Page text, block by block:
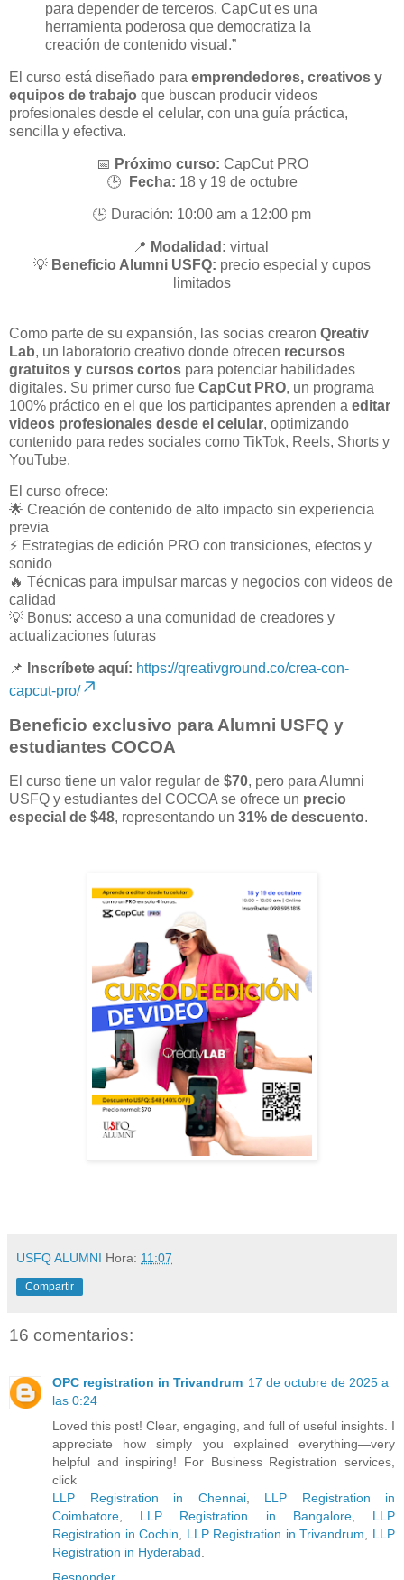
para depender de terceros. CapCut es una
herramienta poderosa que democratiza la
creación de contenido visual.”
El curso está diseñado para emprendedores, creativos y
equipos de trabajo que buscan producir videos
profesionales desde el celular, con una guía práctica,
sencilla y efectiva.
📅 Próximo curso: CapCut PRO
🕒
Fecha: 18 y 19 de octubre
🕒 Duración: 10:00 am a 12:00 pm
📍 Modalidad: virtual
💡 Beneficio Alumni USFQ: precio especial y cupos
limitados
Como parte de su expansión, las socias crearon Qreativ
Lab, un laboratorio creativo donde ofrecen recursos
gratuitos y cursos cortos para potenciar habilidades
digitales. Su primer curso fue CapCut PRO, un programa
100% práctico en el que los participantes aprenden a editar
videos profesionales desde el celular, optimizando
contenido para redes sociales como TikTok, Reels, Shorts y
YouTube.
El curso ofrece:
🌟 Creación de contenido de alto impacto sin experiencia
previa
⚡ Estrategias de edición PRO con transiciones, efectos y
sonido
🔥 Técnicas para impulsar marcas y negocios con videos de
calidad
💡 Bonus: acceso a una comunidad de creadores y
actualizaciones futuras
📌 Inscríbete aquí: https://qreativground.co/crea-con-
capcut-pro/
Beneficio exclusivo para Alumni USFQ y
estudiantes COCOA
El curso tiene un valor regular de $70, pero para Alumni
USFQ y estudiantes del COCOA se ofrece un precio
especial de $48, representando un 31% de descuento.
USFQ ALUMNI Hora: 11:07
Compartir
16 comentarios:
OPC registration in Trivandrum 17 de octubre de 2025 a
las 0:24
Loved this post! Clear, engaging, and full of useful insights. I
appreciate how simply you explained everything—very
helpful and inspiring! For Business Registration services,
click
LLP Registration in Chennai, LLP Registration in
Coimbatore
LLP Registration in Bangalore, LLP
Registration in Cochin
LLP Registration in Trivandrum
LLP
Registration in Hyderabad
Responder